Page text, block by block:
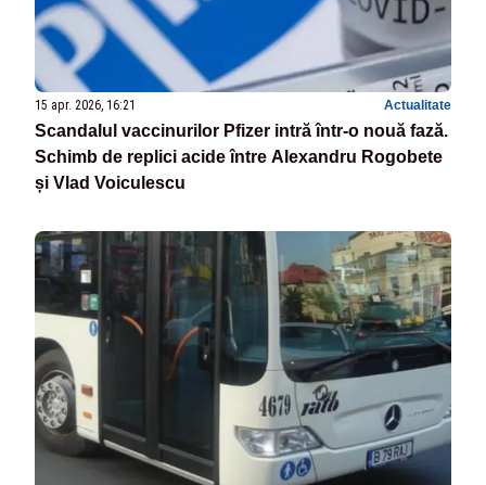
15 apr. 2026, 16:21 Actualitate
Scandalul vaccinurilor Pfizer intră într-o nouă fază.
Schimb de replici acide între Alexandru Rogobete
și Vlad Voiculescu